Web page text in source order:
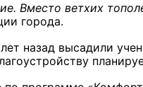
Вместо ветхих
города.
назад высадили